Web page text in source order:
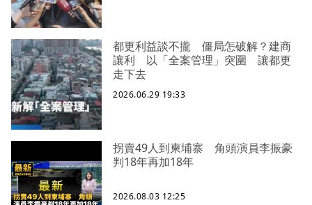
都更利益談不攏 僵局怎破解？建商
讓利 以「全案管理」突圍 讓都更
走下去
2026.06.29 19:33
拐賣49人到柬埔寨 角頭演員李振豪
判18年再加18年
2026.08.03 12:25